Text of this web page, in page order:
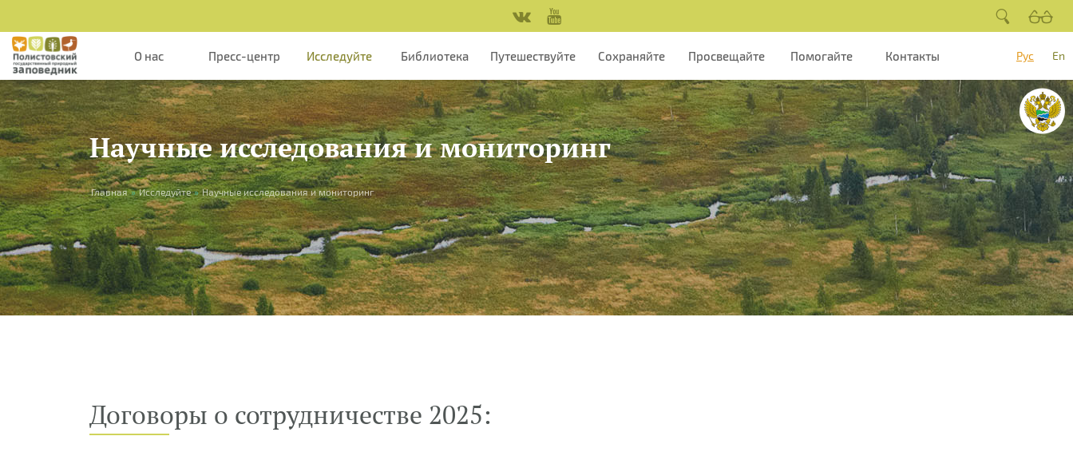
О нас Пресс-центр Исследуйте Библиотека Путешествуйте Сохраняйте Просвещайте Помогайте Контакты Рус En
Научные исследования и мониторинг
Вы здесь
Главная » Исследуйте » Научные исследования и мониторинг
Договоры о сотрудничестве 2025: